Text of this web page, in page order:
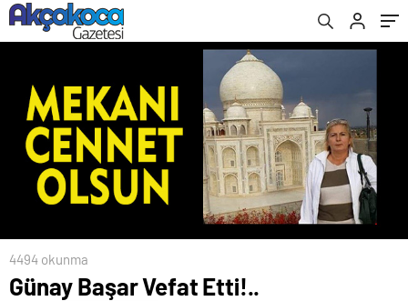
4494 okunma
Günay Başar Vefat Etti!..